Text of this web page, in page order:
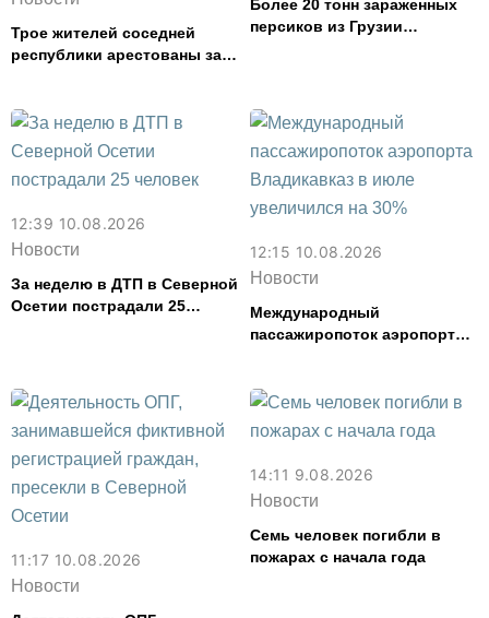
Трое жителей соседней
республики арестованы за
Более 20 тонн зараженных
персиков из Грузии
12:39 10.08.2026
Новости
За неделю в ДТП в Северной
Осетии пострадали 25
12:15 10.08.2026
Новости
Международный
пассажиропоток аэропорта
11:17 10.08.2026
Новости
14:11 9.08.2026
Новости
Семь человек погибли в
пожарах с начала года